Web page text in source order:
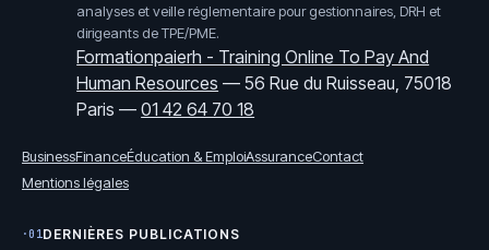
analyses et veille réglementaire pour gestionnaires, DRH et
dirigeants de TPE/PME.
Formationpaierh - Training Online To Pay And
Human Resources —56 Rue du Ruisseau, 75018
Paris —01 42 64 70 18
BusinessFinanceÉducation & EmploiAssuranceContact
Mentions légales
·01DERNIÈRES PUBLICATIONS